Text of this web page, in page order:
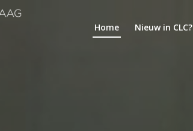
Home Nieuw in CLC?